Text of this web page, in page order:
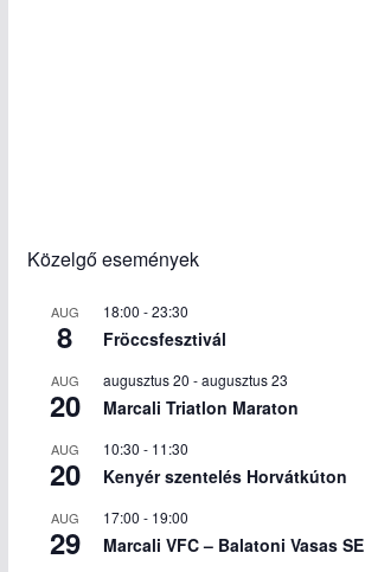
Közelgő események
AUG
8
18:00 -23:30
Fröccsfesztivál
AUG
20
augusztus 20 -augusztus 23
Marcali Triatlon Maraton
AUG
20
10:30 - 11:30
Kenyér szentelés Horvátkúton
AUG
29
17:00 - 19:00
Marcali VFC – Balatoni Vasas SE